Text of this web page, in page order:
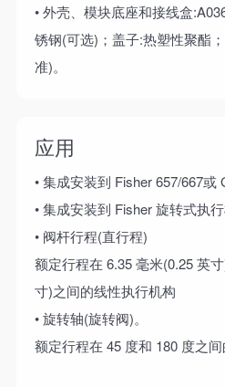
• 外壳、模块底座和接线盒
锈钢(可选)；盖子:热塑性聚酯
准)。
应用
• 集成安装到 Fisher 657/667或
• 集成安装到 Fisher 旋转式执行
• 阀杆行程(直行程)
额定行程在 6.35 毫米(0.25 英
寸)之间的线性执行机构
• 旋转轴(旋转阀)。
额定行程在 45 度和 180 度之间